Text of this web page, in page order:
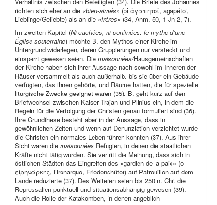
richten sich eher an die «bien-aimés» (οἱ ἀγαπητοί, agapétoi,
Lieblinge/Geliebte) als an die «frères» (34, Anm. 50, 1 Jn 2, 7).
Im zweiten Kapitel (Ni cachées, ni confinées: le mythe d’une
Église souterraine) möchte B. den Mythos einer Kirche im
Untergrund widerlegen, deren Gruppierungen nur versteckt und
einsperrt gewesen seien. Die maisonnées/Hausgemeinschaften
der Kirche haben sich ihrer Aussage nach sowohl im Inneren der
Häuser versammelt als auch außerhalb, bis sie über ein Gebäude
verfügten, das ihnen gehörte, und Räume hatten, die für spezielle
liturgische Zwecke geeignet waren (35). B. geht kurz auf den
Briefwechsel zwischen Kaiser Trajan und Plinius ein, in dem die
Regeln für die Verfolgung der Christen genau formuliert sind (36).
Ihre Grundthese besteht aber in der Aussage, dass in
gewöhnlichen Zeiten und wenn auf Denunziation verzichtet wurde
die Christen ein normales Leben führen konnten (37). Aus ihrer
Sicht waren die maisonnées Refugien, in denen die staatlichen
Kräfte nicht tätig wurden. Sie vertritt die Meinung, dass sich in
östlichen Städten das Eingreifen des «gardien de la paix» (ὁ
εἰρηνάρκης, l’irénarque, Friedenshüter) auf Patrouillen auf dem
Lande reduzierte (37). Des Weiteren seien bis 250 n. Chr. die
Repressalien punktuell und situationsabhängig gewesen (39).
Auch die Rolle der Katakomben, in denen angeblich